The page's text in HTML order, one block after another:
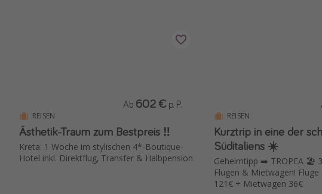
REISEN
Ästhetik-Traum zum Bestpreis ‼️
Kreta: 1 Woche im stylischen 4*-Boutique-
Hotel inkl. Direktflug, Transfer & Halbpension
Ab 602 € p. P.
REISEN
Kurztrip in eine der
Süditaliens ☀️
Geheimtipp ➡️ TROPEA 🏖️
Flügen & Mietwagen!
121€ + Mietwagen 36€